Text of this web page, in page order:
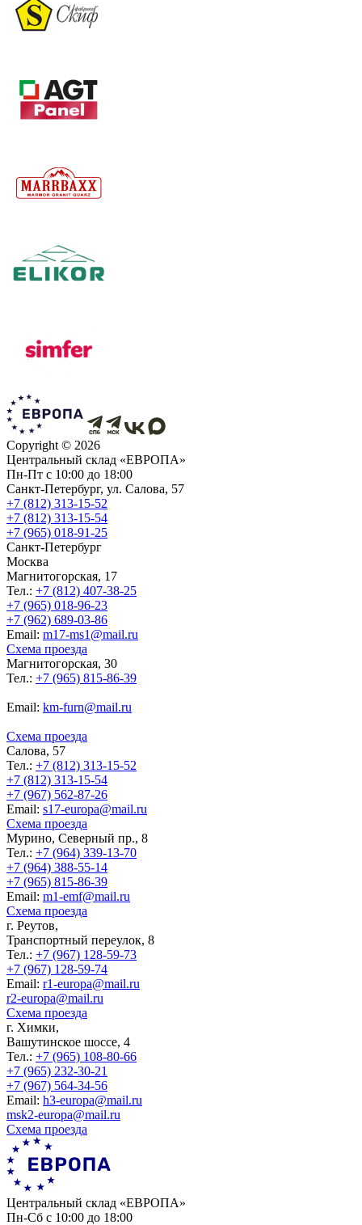
Copyright © 2026
Центральный склад «ЕВРОПА»
Пн-Пт с 10:00 до 18:00
Санкт-Петербург, ул. Салова, 57
+7 (812) 313-15-52
+7 (812) 313-15-54
+7 (965) 018-91-25
Санкт-Петербург
Москва
Магнитогорская, 17
Тел.: +7 (812) 407-38-25
+7 (965) 018-96-23
+7 (962) 689-03-86
Еmail: m17-ms1@mail.ru
Схема проезда
Магнитогорская, 30
Тел.: +7 (965) 815-86-39
Еmail: km-furn@mail.ru
Схема проезда
Салова, 57
Тел.: +7 (812) 313-15-52
+7 (812) 313-15-54
+7 (967) 562-87-26
Еmail: s17-europa@mail.ru
Схема проезда
Мурино, Северный пр., 8
Тел.: +7 (964) 339-13-70
+7 (964) 388-55-14
+7 (965) 815-86-39
Еmail: m1-emf@mail.ru
Схема проезда
г. Реутов,
Транспортный переулок, 8
Тел.: +7 (967) 128-59-73
+7 (967) 128-59-74
Еmail: r1-europa@mail.ru
r2-europa@mail.ru
Схема проезда
г. Химки,
Вашутинское шоссе, 4
Тел.: +7 (965) 108-80-66
+7 (965) 232-30-21
+7 (967) 564-34-56
Еmail: h3-europa@mail.ru
msk2-europa@mail.ru
Схема проезда
Центральный склад «ЕВРОПА»
Пн-Сб с 10:00 до 18:00